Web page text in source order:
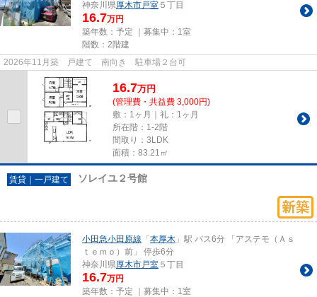
神奈川県厚木市戸室 ５丁目
16.7万円
築年数：予定 ｜募集中： 1室
階数：2階建
2026年11月築 戸建て 南向き 駐車場２台可
16.7万円
(管理費・共益費 3,000円)
敷：1ヶ月｜礼：1ヶ月
所在階：1-2階
間取り：3LDK
面積：83.21㎡
賃貸｜一戸建て ソレイユ２号館
小田急小田原線 「本厚木 」駅 バス6分 「アステモ（Ａｓ
ｔｅｍｏ）前」 停歩6分
神奈川県厚木市戸室 ５丁目
16.7万円
築年数：予定 ｜募集中： 1室